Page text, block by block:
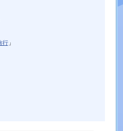
行」